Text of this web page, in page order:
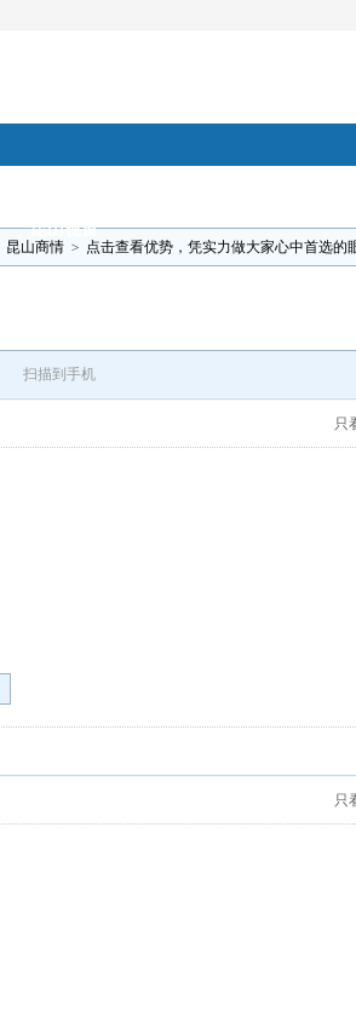
昆山视窗
昆山商情 > 点击查看优势，凭实力做大家心中首选的
扫描到手机
只
只